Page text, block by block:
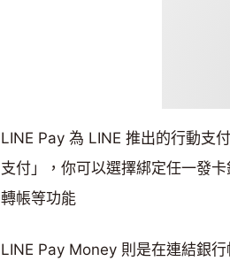
LINE Pay 為 LINE 推出的行動支
支付」，你可以選擇綁定任一發
轉帳等功能
LINE Pay Money 則是在連結銀